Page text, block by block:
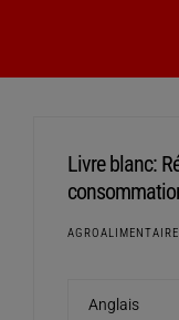
Livre blanc:
AGROALIMENTAIRE